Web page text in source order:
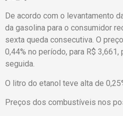
De acordo com o levantamento
da gasolina para o consumidor
sexta queda consecutiva. O
0,44% no período, para R$
seguida.
O litro do etanol teve alta de
Preços dos combustíveis nos